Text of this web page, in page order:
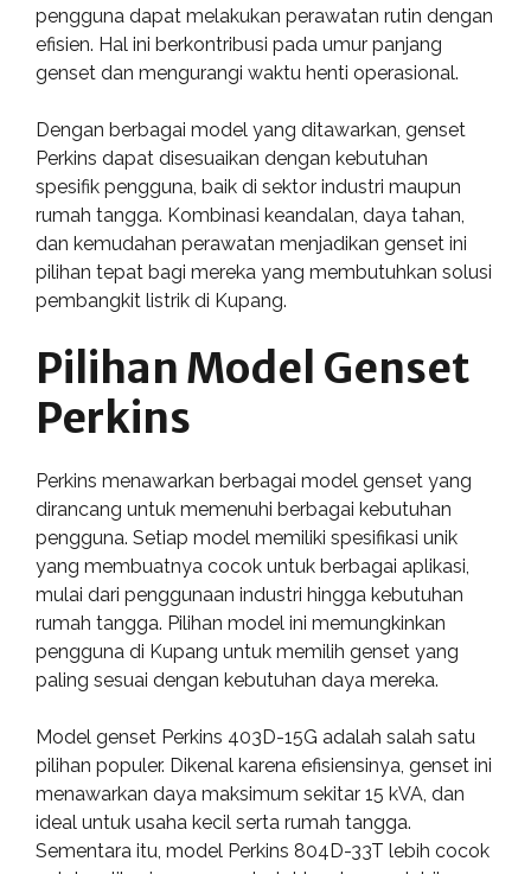
pengguna dapat melakukan perawatan rutin dengan
efisien. Hal ini berkontribusi pada umur panjang
genset dan mengurangi waktu henti operasional.
Dengan berbagai model yang ditawarkan, genset
Perkins dapat disesuaikan dengan kebutuhan
spesifik pengguna, baik di sektor industri maupun
rumah tangga. Kombinasi keandalan, daya tahan,
dan kemudahan perawatan menjadikan genset ini
pilihan tepat bagi mereka yang membutuhkan solusi
pembangkit listrik di Kupang.
Pilihan Model Genset
Perkins
Perkins menawarkan berbagai model genset yang
dirancang untuk memenuhi berbagai kebutuhan
pengguna. Setiap model memiliki spesifikasi unik
yang membuatnya cocok untuk berbagai aplikasi,
mulai dari penggunaan industri hingga kebutuhan
rumah tangga. Pilihan model ini memungkinkan
pengguna di Kupang untuk memilih genset yang
paling sesuai dengan kebutuhan daya mereka.
Model genset Perkins 403D-15G adalah salah satu
pilihan populer. Dikenal karena efisiensinya, genset ini
menawarkan daya maksimum sekitar 15 kVA, dan
ideal untuk usaha kecil serta rumah tangga.
Sementara itu, model Perkins 804D-33T lebih cocok